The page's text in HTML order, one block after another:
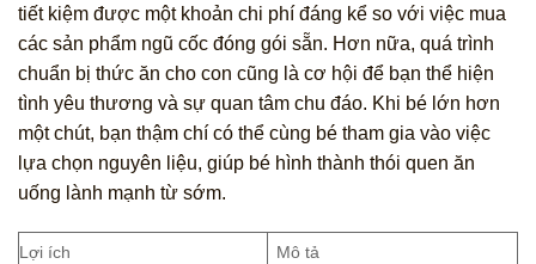
tiết kiệm được một khoản chi phí đáng kể so với việc mua
các sản phẩm ngũ cốc đóng gói sẵn. Hơn nữa, quá trình
chuẩn bị thức ăn cho con cũng là cơ hội để bạn thể hiện
tình yêu thương và sự quan tâm chu đáo. Khi bé lớn hơn
một chút, bạn thậm chí có thể cùng bé tham gia vào việc
lựa chọn nguyên liệu, giúp bé hình thành thói quen ăn
uống lành mạnh từ sớm.
Lợi ích Mô tả